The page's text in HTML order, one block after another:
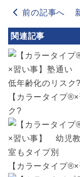
前の記事へ
関連記事
【カラータイプ
ク?
【カラータイプ